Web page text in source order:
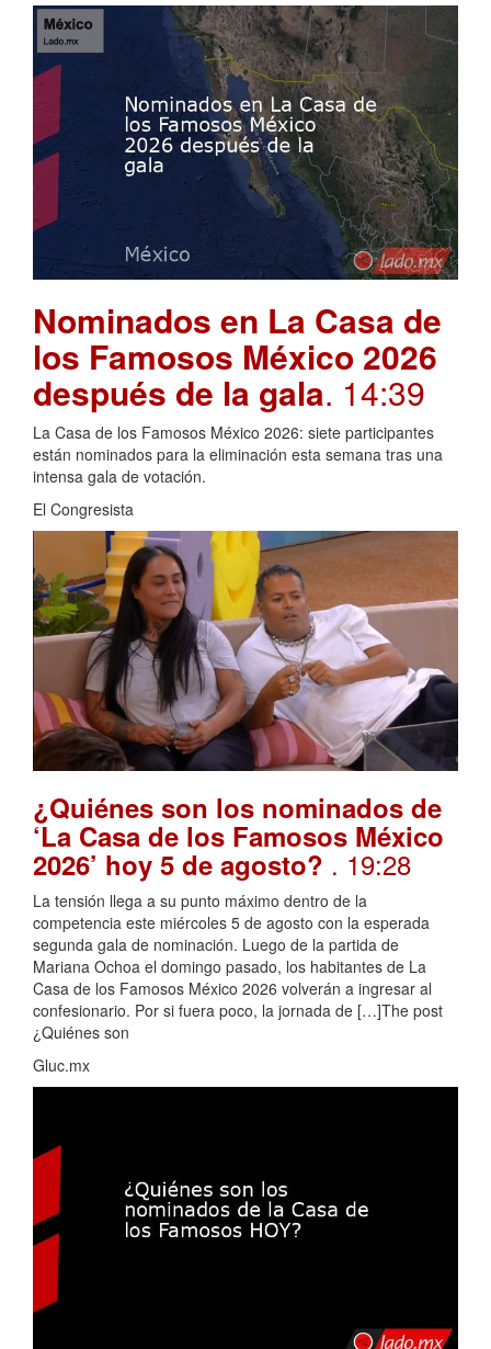
Nominados en La Casa de
los Famosos México 2026
después de la gala. 14:39
La Casa de los Famosos México 2026: siete participantes
están nominados para la eliminación esta semana tras una
intensa gala de votación.
El Congresista
¿Quiénes son los nominados de
‘La Casa de los Famosos México
2026’ hoy 5 de agosto? . 19:28
La tensión llega a su punto máximo dentro de la
competencia este miércoles 5 de agosto con la esperada
segunda gala de nominación. Luego de la partida de
Mariana Ochoa el domingo pasado, los habitantes de La
Casa de los Famosos México 2026 volverán a ingresar al
confesionario. Por si fuera poco, la jornada de […]The post
¿Quiénes son
Gluc.mx